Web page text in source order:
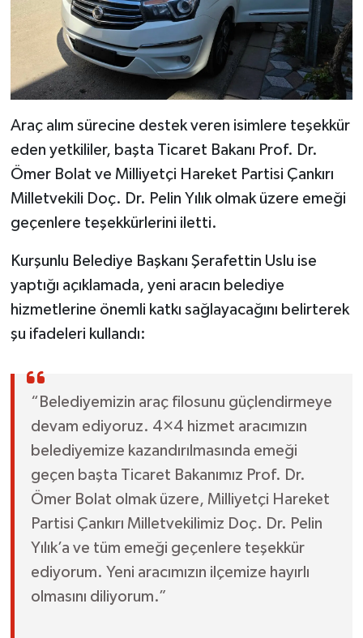
Araç alım sürecine destek veren isimlere teşekkür
eden yetkililer, başta Ticaret Bakanı Prof. Dr.
Ömer Bolat ve Milliyetçi Hareket Partisi Çankırı
Milletvekili Doç. Dr. Pelin Yılık olmak üzere emeği
geçenlere teşekkürlerini iletti.
Kurşunlu Belediye Başkanı Şerafettin Uslu ise
yaptığı açıklamada, yeni aracın belediye
hizmetlerine önemli katkı sağlayacağını belirterek
şu ifadeleri kullandı:
“Belediyemizin araç filosunu güçlendirmeye
devam ediyoruz. 4×4 hizmet aracımızın
belediyemize kazandırılmasında emeği
geçen başta Ticaret Bakanımız Prof. Dr.
Ömer Bolat olmak üzere, Milliyetçi Hareket
Partisi Çankırı Milletvekilimiz Doç. Dr. Pelin
Yılık’a ve tüm emeği geçenlere teşekkür
ediyorum. Yeni aracımızın ilçemize hayırlı
olmasını diliyorum.”